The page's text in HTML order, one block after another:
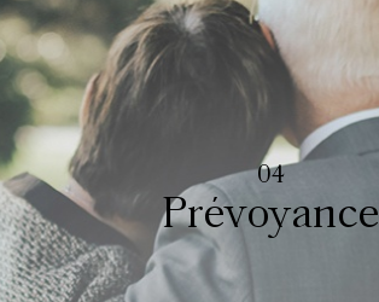
04
Prévoyance